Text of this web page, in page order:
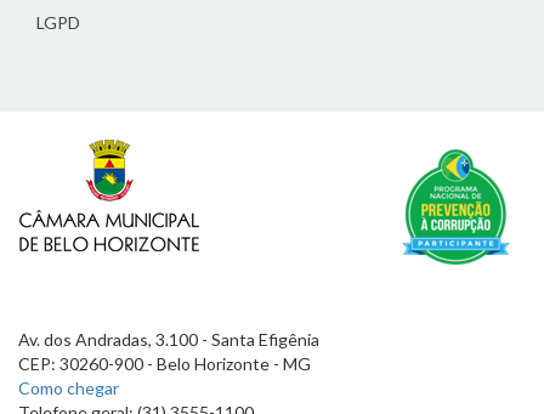
LGPD
Av. dos Andradas, 3.100 - Santa Efigênia
CEP: 30260-900 - Belo Horizonte - MG
Como chegar